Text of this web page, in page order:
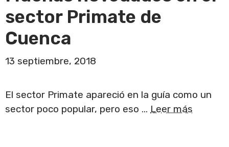
sector Primate de
Cuenca
13 septiembre, 2018
El sector Primate apareció en la guía como un
sector poco popular, pero eso … Leer más